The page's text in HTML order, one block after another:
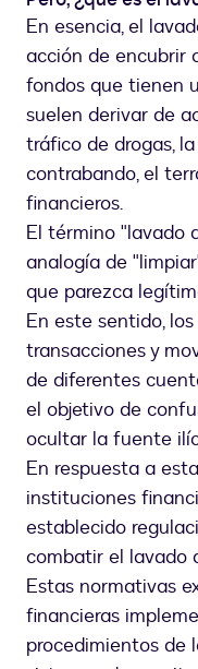
En esencia, el
acción de encubrir
fondos que tienen
suelen derivar de
tráfico de drogas,
contrabando, el
financieros.
El término "lavado
analogía de
que parezca
En este sentido,
transacciones y
de diferentes
el objetivo de
ocultar la fuente
En respuesta a
instituciones
establecido
combatir el lavado
Estas normativas
financieras
procedimientos de